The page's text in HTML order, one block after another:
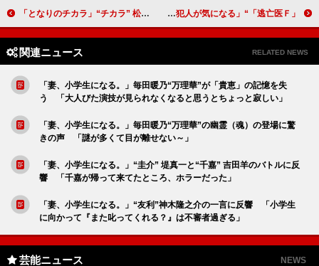
「となりのチカラ」“チカラ” 松本潤が虐待問題に立ち向かう 「団結して守ってくれようとしたことに涙が出た」 「逃亡医Ｆ」“長谷川”桐山照史に衝撃の展開 次回最終回は「妙子を突き落とした真犯人が気になる」
関連ニュース RELATED NEWS
「妻、小学生になる。」毎田暖乃“万理華”が「貴恵」の記憶を失
う 「大人びた演技が見られなくなると思うとちょっと寂しい」
「妻、小学生になる。」毎田暖乃“万理華”の幽霊（魂）の登場に驚
きの声 「謎が多くて目が離せない～」
「妻、小学生になる。」“圭介” 堤真一と“千嘉” 吉田羊のバトルに反
響 「千嘉が帰って来てたところ、ホラーだった」
「妻、小学生になる。」“友利”神木隆之介の一言に反響 「小学生
に向かって『また叱ってくれる？』は不審者過ぎる」
芸能ニュース NEWS